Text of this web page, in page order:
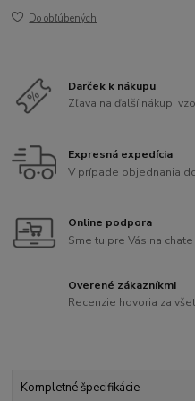
Do obľúbených
Darček k nákupu
Zľava na ďalší nákup,
Expresná expedícia
V prípade objednania
Online podpora
Sme tu pre Vás na
Overené zákazníkmi
Recenzie hovoria za
Kompletné špecifikácie